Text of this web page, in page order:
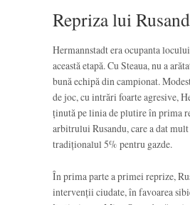
Repriza lui
Hermannstadt era ocupanta
această etapă. Cu Steaua, nu a
bună echipă din campionat.
de joc, cu intrări foarte agresive,
ținută pe linia de plutire în prima
arbitrului Rusandu, care a dat
tradiționalul 5% pentru gazde.
În prima parte a primei reprize,
intervenții ciudate, în favoarea